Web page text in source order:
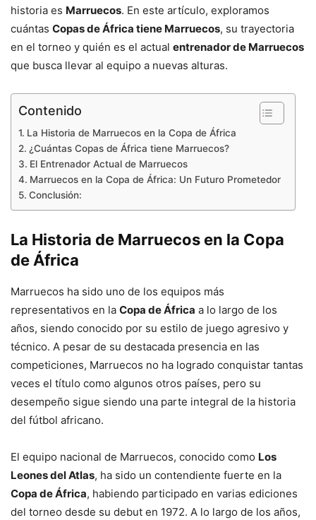
historia es Marruecos. En este artículo, exploramos
cuántas Copas de África tiene Marruecos, su trayectoria
en el torneo y quién es el actual entrenador de Marruecos
que busca llevar al equipo a nuevas alturas.
Contenido
La Historia de Marruecos en la Copa de África
¿Cuántas Copas de África tiene Marruecos?
El Entrenador Actual de Marruecos
Marruecos en la Copa de África: Un Futuro Prometedor
Conclusión:
La Historia de Marruecos en la Copa
de África
Marruecos ha sido uno de los equipos más
representativos en la Copa de África a lo largo de los
años, siendo conocido por su estilo de juego agresivo y
técnico. A pesar de su destacada presencia en las
competiciones, Marruecos no ha logrado conquistar tantas
veces el título como algunos otros países, pero su
desempeño sigue siendo una parte integral de la historia
del fútbol africano.
El equipo nacional de Marruecos, conocido como Los
Leones del Atlas, ha sido un contendiente fuerte en la
Copa de África, habiendo participado en varias ediciones
del torneo desde su debut en 1972. A lo largo de los años,